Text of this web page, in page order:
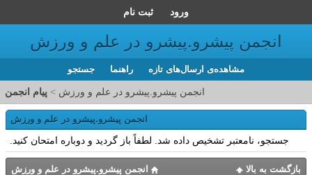
ورود ثبت نام
انجمن پیشرو.پیشرو در علم و ورزش
مشاهده‌ی ارسال‌های تازه‌ راهنما جستجو
انجمن پیشرو.پیشرو در علم و ورزش > پیام انجمن
انجمن پیشرو.پیشرو در علم و ورزش
جستجو، نامعتبر تشخیص داده شد. لطفاً باز گردید و دوباره امتحان کنید.
بازگشت به بالا انجمن پیشرو.پیشرو در علم و ورزش